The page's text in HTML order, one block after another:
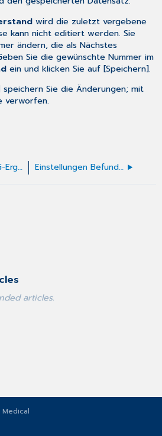
wird die zuletzt vergebene
kann nicht editiert werden. Sie
ändern, die als Nächstes
Sie die gewünschte Nummer im
ein und klicken Sie auf [Speichern].
Sie die Änderungen; mit
verworfen.
Einstellungen BG-Ergänzungsbericht Schulter (F1006) Einstellungen Befundbericht Arthrose
articles.